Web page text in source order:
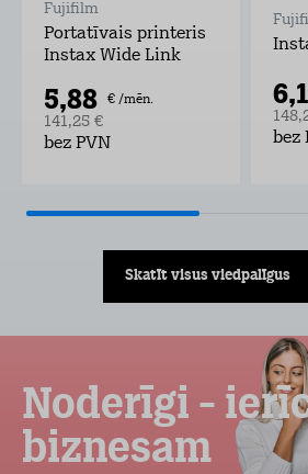
Fujifilm
Portatīvais printeris
Instax Wide Link
5,88 € /mēn.
141,25 €
bez PVN bez
Skatīt visus viedpalīgus
Noderīgi -
biznesam